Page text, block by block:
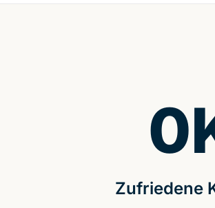
Zufriedene
0